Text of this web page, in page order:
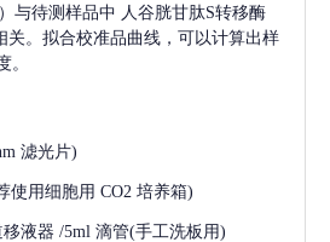
与待测样品中 人谷胱甘肽S转移酶
关。拟合校准品曲线，可以计算出样
。
滤光片)
使用细胞用 CO2 培养箱)
液器 /5ml 滴管(手工洗板用)